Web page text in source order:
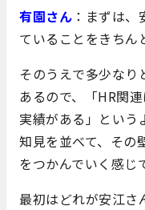
有園さん ：まずは
ていることをきちん
そのうえで多少なり
あるので、「HR関
実績がある」という
知見を並べて、その
をつかんでいく感じ
最初はどれが安江さ